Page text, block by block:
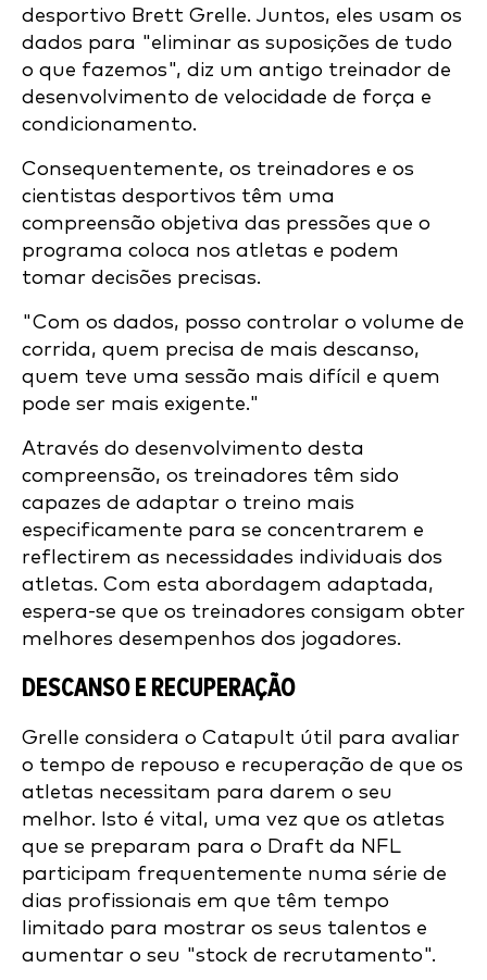
desportivo Brett Grelle. Juntos, eles usam os
dados para "eliminar as suposições de tudo
o que fazemos", diz um antigo treinador de
desenvolvimento de velocidade de força e
condicionamento.
Consequentemente, os treinadores e os
cientistas desportivos têm uma
compreensão objetiva das pressões que o
programa coloca nos atletas e podem
tomar decisões precisas.
"Com os dados, posso controlar o volume de
corrida, quem precisa de mais descanso,
quem teve uma sessão mais difícil e quem
pode ser mais exigente."
Através do desenvolvimento desta
compreensão, os treinadores têm sido
capazes de adaptar o treino mais
especificamente para se concentrarem e
reflectirem as necessidades individuais dos
atletas. Com esta abordagem adaptada,
espera-se que os treinadores consigam obter
melhores desempenhos dos jogadores.
DESCANSO E RECUPERAÇÃO
Grelle considera o Catapult útil para avaliar
o tempo de repouso e recuperação de que os
atletas necessitam para darem o seu
melhor. Isto é vital, uma vez que os atletas
que se preparam para o Draft da NFL
participam frequentemente numa série de
dias profissionais em que têm tempo
limitado para mostrar os seus talentos e
aumentar o seu "stock de recrutamento".